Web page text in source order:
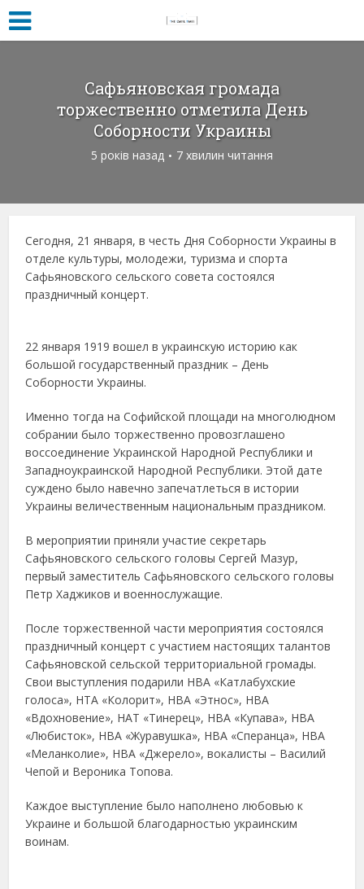
Сафьяновская громада
торжественно отметила День
Соборности Украины
5 років назад 7 хвилин читання
Сегодня, 21 января, в честь Дня Соборности Украины в
отделе культуры, молодежи, туризма и спорта
Сафьяновского сельского совета состоялся
праздничный концерт.
22 января 1919 вошел в украинскую историю как
большой государственный праздник – День
Соборности Украины.
Именно тогда на Софийской площади на многолюдном
собрании было торжественно провозглашено
воссоединение Украинской Народной Республики и
Западноукраинской Народной Республики. Этой дате
суждено было навечно запечатлеться в истории
Украины величественным национальным праздником.
В мероприятии приняли участие секретарь
Сафьяновского сельского головы Сергей Мазур,
первый заместитель Сафьяновского сельского головы
Петр Хаджиков и военнослужащие.
После торжественной части мероприятия состоялся
праздничный концерт с участием настоящих талантов
Сафьяновской сельской территориальной громады.
Свои выступления подарили НВА «Катлабухские
голоса», НТА «Колорит», НВА «Этнос», НВА
«Вдохновение», НАТ «Тинерец», НВА «Купава», НВА
«Любисток», НВА «Журавушка», НВА «Сперанца», НВА
«Меланколие», НВА «Джерело», вокалисты – Василий
Чепой и Вероника Топова.
Каждое выступление было наполнено любовью к
Украине и большой благодарностью украинским
воинам.